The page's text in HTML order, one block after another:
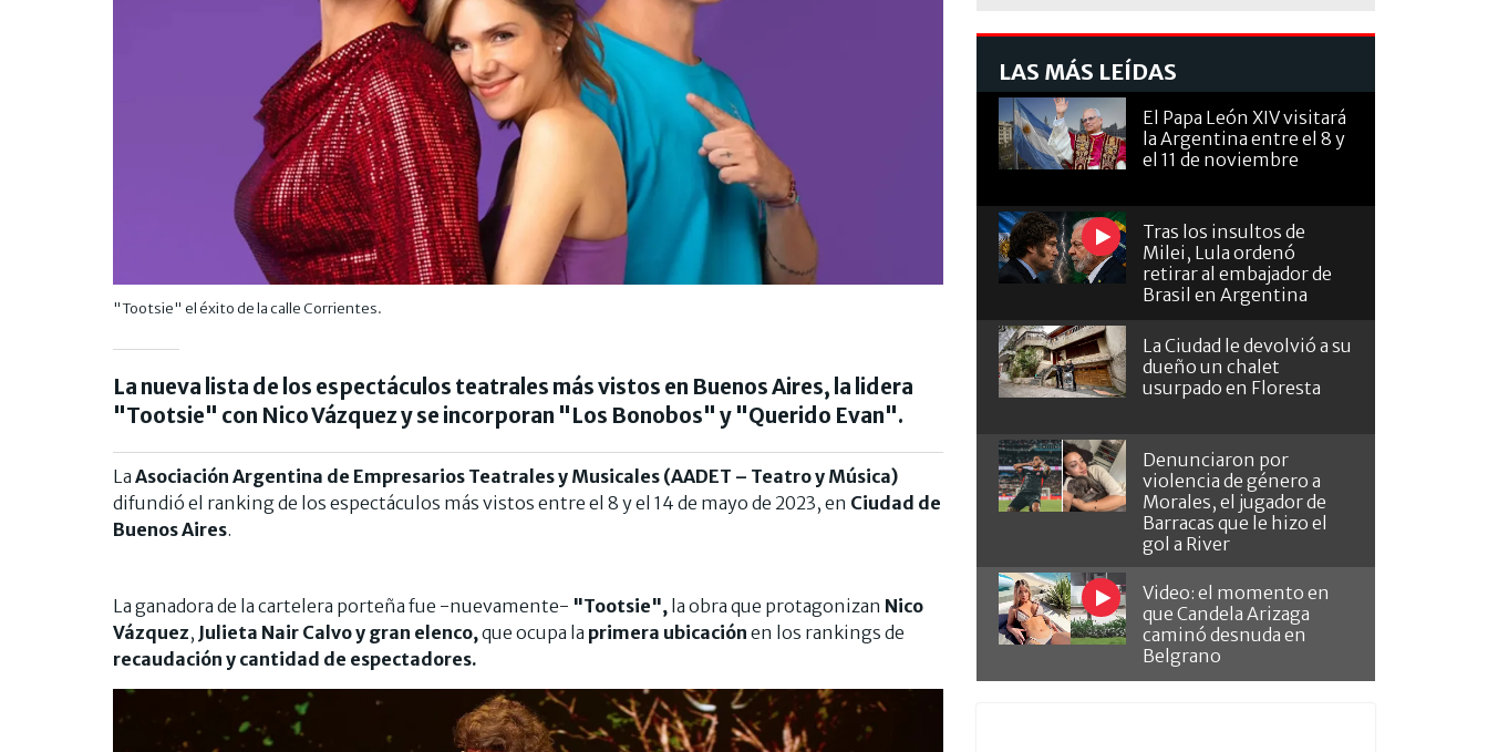
"Tootsie" el éxito de la calle Corrientes.
La nueva lista de los espectáculos teatrales más vistos en Buenos Aires, la lidera
"Tootsie" con Nico Vázquez y se incorporan "Los Bonobos" y "Querido Evan".
La Asociación Argentina de Empresarios Teatrales y Musicales (AADET – Teatro y Música)
difundió el ranking de los espectáculos más vistos entre el 8 y el 14 de mayo de 2023, en Ciudad de
Buenos Aires.
La ganadora de la cartelera porteña fue -nuevamente- "Tootsie", la obra que protagonizan Nico
Vázquez, Julieta Nair Calvo y gran elenco,que ocupa la primera ubicación en los rankings de
recaudación y cantidad de espectadores.
LAS MÁS LEÍDAS
El Papa León XIV visitará
la Argentina entre el 8 y
el 11 de noviembre
Tras los insultos de
Milei, Lula ordenó
retirar al embajador de
Brasil en Argentina
La Ciudad le devolvió a su
dueño un chalet
usurpado en Floresta
Denunciaron por
violencia de género a
Morales, el jugador de
Barracas que le hizo el
gol a River
Video: el momento en
que Candela Arizaga
caminó desnuda en
Belgrano